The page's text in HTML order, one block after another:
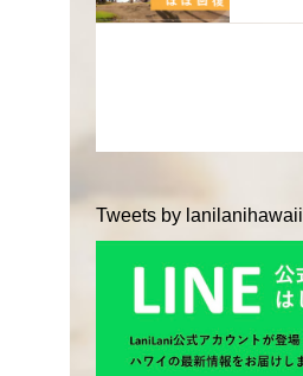
Tweets by lanilanihawaii